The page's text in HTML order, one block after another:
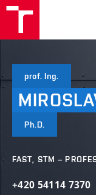
prof. Ing.
Ph.D.
FAST, STM –
+420 54114 7370